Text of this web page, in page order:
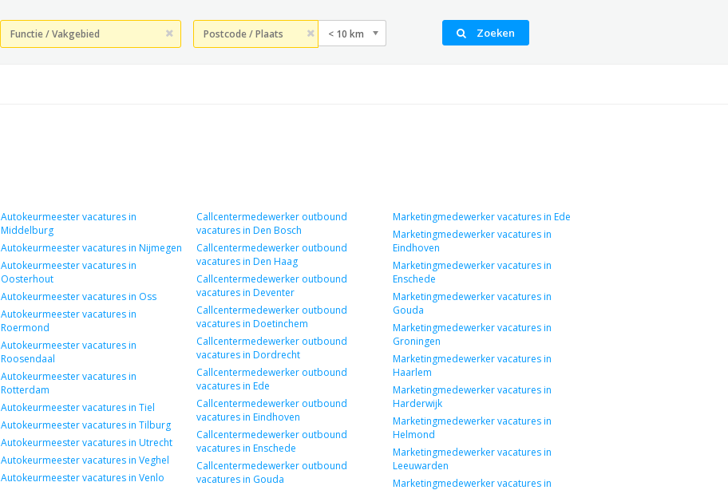
< 10 km Zoeken
Autokeurmeester vacatures in
Middelburg
Autokeurmeester vacatures in Nijmegen
Autokeurmeester vacatures in
Oosterhout
Autokeurmeester vacatures in Oss
Autokeurmeester vacatures in
Roermond
Autokeurmeester vacatures in
Roosendaal
Autokeurmeester vacatures in
Rotterdam
Autokeurmeester vacatures in Tiel
Autokeurmeester vacatures in Tilburg
Autokeurmeester vacatures in Utrecht
Autokeurmeester vacatures in Veghel
Autokeurmeester vacatures in Venlo
Callcentermedewerker outbound
vacatures in Den Bosch
Callcentermedewerker outbound
vacatures in Den Haag
Callcentermedewerker outbound
vacatures in Deventer
Callcentermedewerker outbound
vacatures in Doetinchem
Callcentermedewerker outbound
vacatures in Dordrecht
Callcentermedewerker outbound
vacatures in Ede
Callcentermedewerker outbound
vacatures in Eindhoven
Callcentermedewerker outbound
vacatures in Enschede
Callcentermedewerker outbound
vacatures in Gouda
Marketingmedewerker vacatures in Ede
Marketingmedewerker vacatures in
Eindhoven
Marketingmedewerker vacatures in
Enschede
Marketingmedewerker vacatures in
Gouda
Marketingmedewerker vacatures in
Groningen
Marketingmedewerker vacatures in
Haarlem
Marketingmedewerker vacatures in
Harderwijk
Marketingmedewerker vacatures in
Helmond
Marketingmedewerker vacatures in
Leeuwarden
Marketingmedewerker vacatures in